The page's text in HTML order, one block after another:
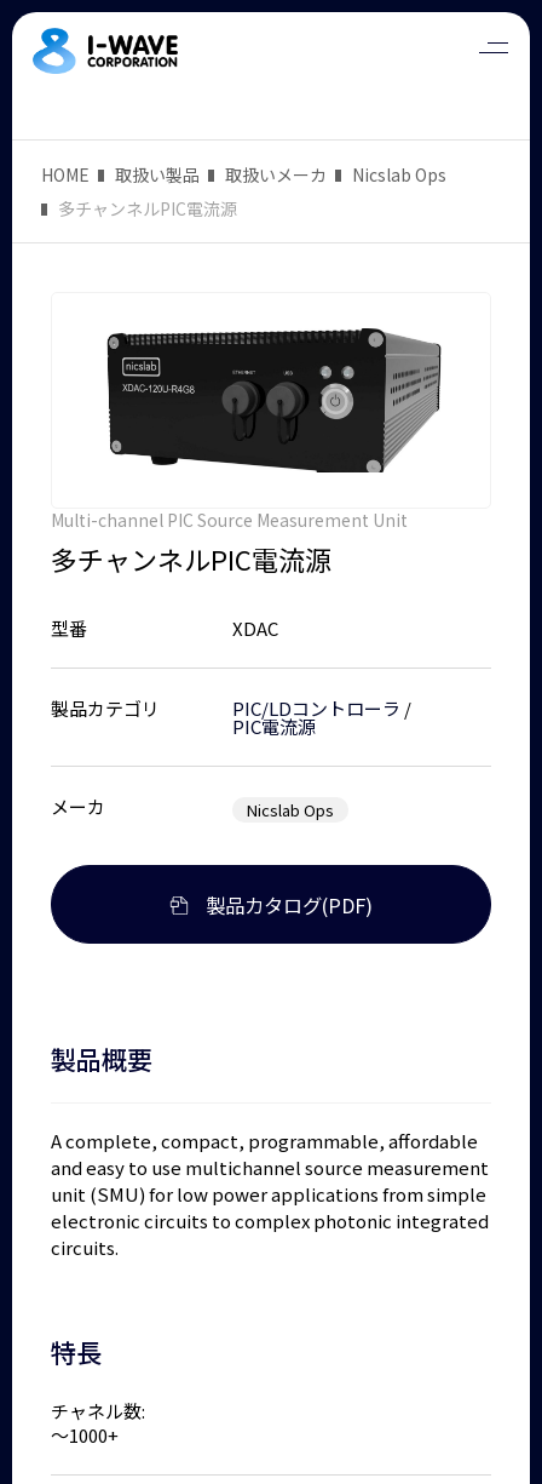
HOME 取扱い製品 取扱いメーカ
Nicslab Ops
多チャンネルPIC電流源
Multi-channel PIC Source Measurement Unit
多チャンネルPIC電流源
型番 XDAC
製品カテゴリ PIC/LDコントローラ /
PIC電流源
メーカ Nicslab Ops
製品カタログ(PDF)
製品概要
A complete, compact, programmable, affordable
and easy to use multichannel source measurement
unit (SMU) for low power applications from simple
electronic circuits to complex photonic integrated
circuits.
特長
チャネル数:
～1000+